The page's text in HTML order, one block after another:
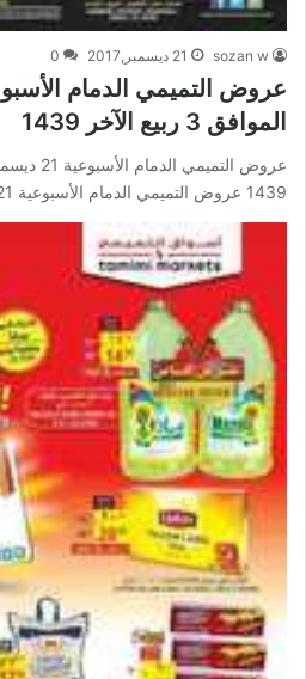
sozan w 21 ديسمبر,2017 0
الموافق 3 ربيع الآخر 1439
1439 عروض التميمي الدمام الأسبوعية 21 ديسمبر 2017 الموافق…